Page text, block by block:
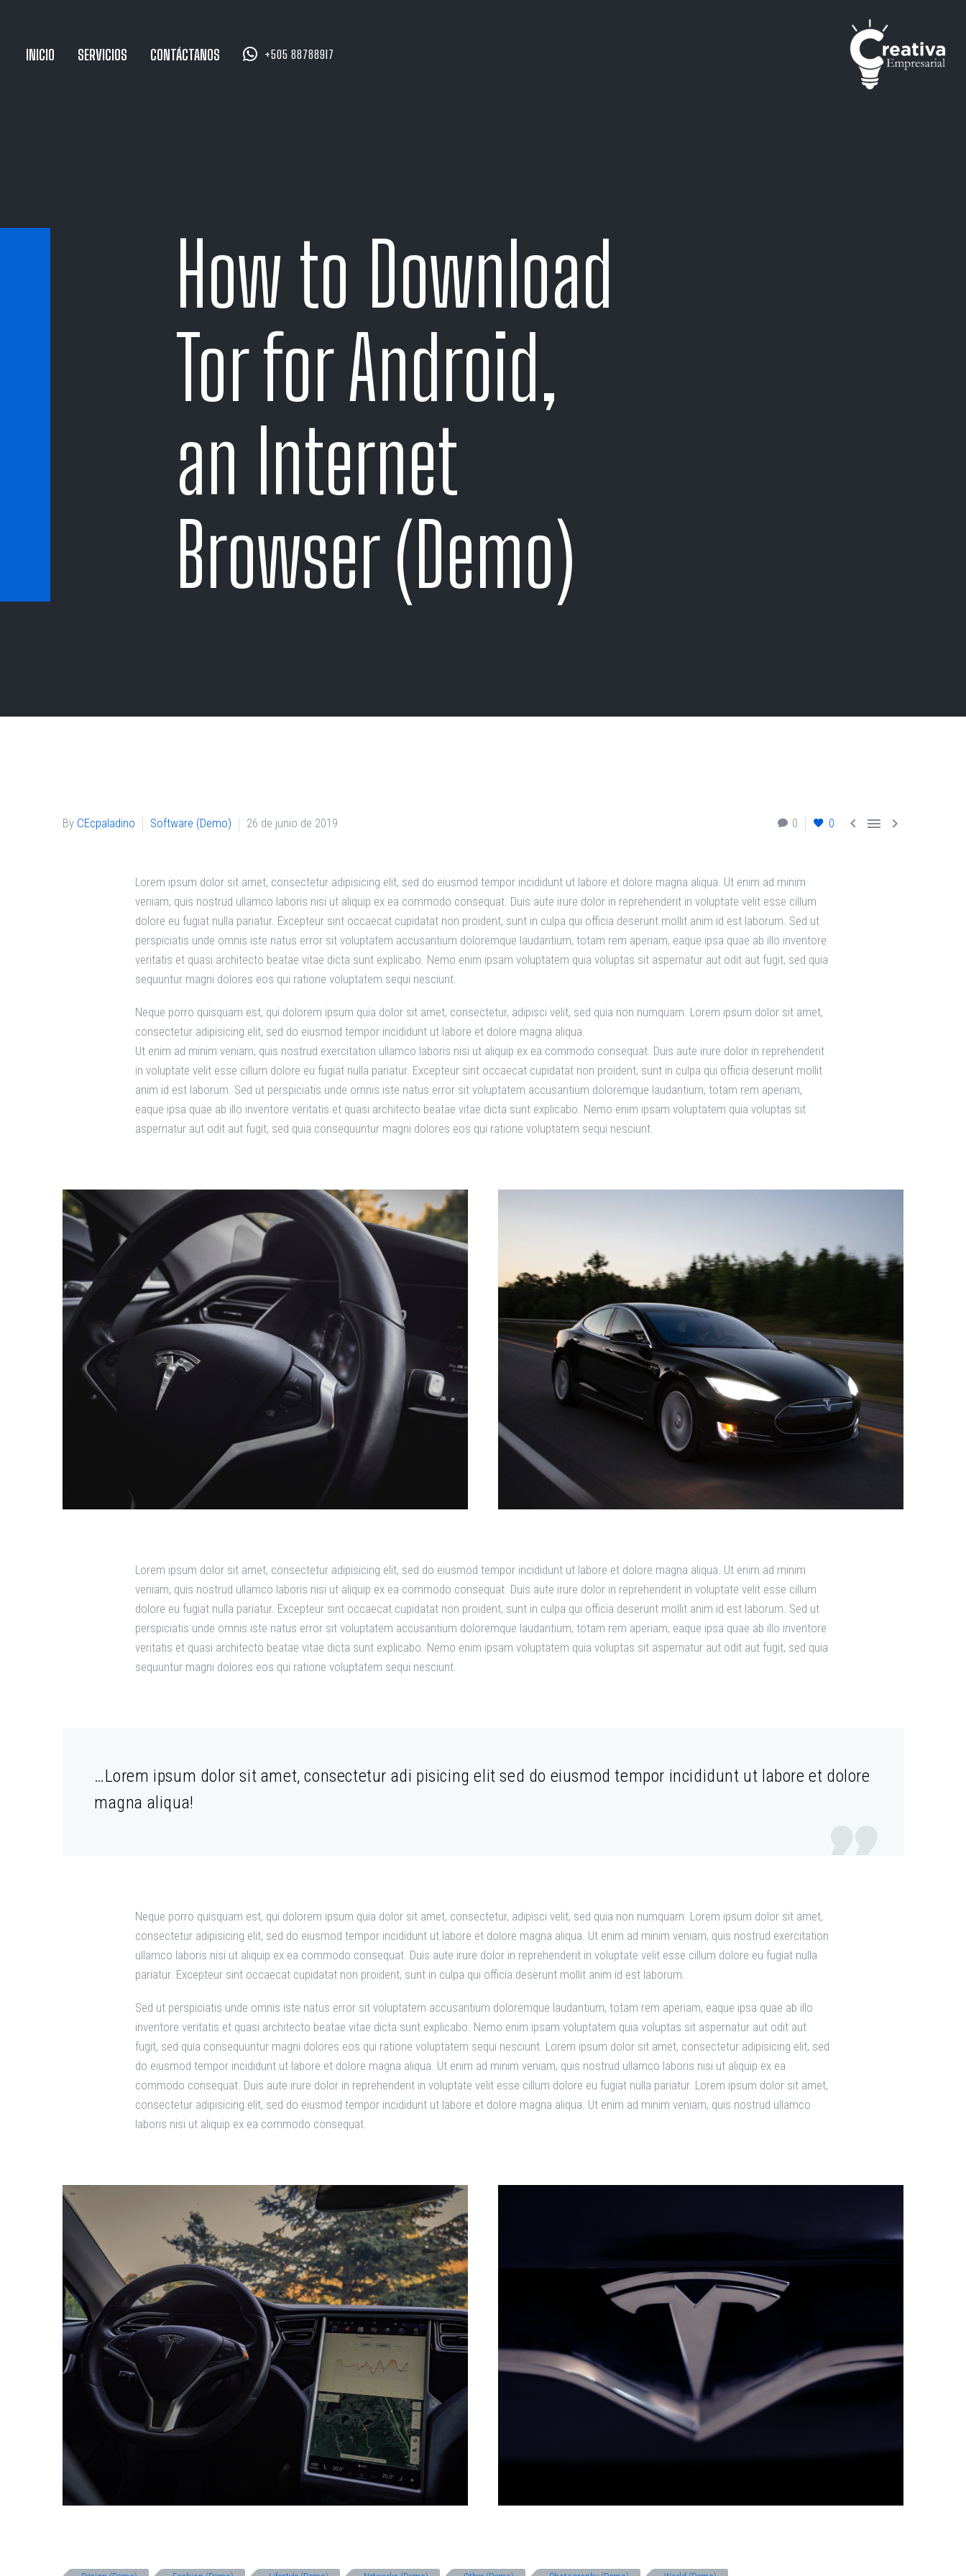
INICIO SERVICIOS CONTÁCTANOS 
 +505 88788917
How to Download
Tor for Android,
an Internet
Browser (Demo)
0 0   
By CEcpaladino Software (Demo) 26 de junio de 2019
Lorem ipsum dolor sit amet, consectetur adipisicing elit, sed do eiusmod tempor incididunt ut labore et dolore magna aliqua. Ut enim ad minim
veniam, quis nostrud ullamco laboris nisi ut aliquip ex ea commodo consequat. Duis aute irure dolor in reprehenderit in voluptate velit esse cillum
dolore eu fugiat nulla pariatur. Excepteur sint occaecat cupidatat non proident, sunt in culpa qui officia deserunt mollit anim id est laborum. Sed ut
perspiciatis unde omnis iste natus error sit voluptatem accusantium doloremque laudantium, totam rem aperiam, eaque ipsa quae ab illo inventore
veritatis et quasi architecto beatae vitae dicta sunt explicabo. Nemo enim ipsam voluptatem quia voluptas sit aspernatur aut odit aut fugit, sed quia
sequuntur magni dolores eos qui ratione voluptatem sequi nesciunt.
Neque porro quisquam est, qui dolorem ipsum quia dolor sit amet, consectetur, adipisci velit, sed quia non numquam. Lorem ipsum dolor sit amet,
consectetur adipisicing elit, sed do eiusmod tempor incididunt ut labore et dolore magna aliqua.
Ut enim ad minim veniam, quis nostrud exercitation ullamco laboris nisi ut aliquip ex ea commodo consequat. Duis aute irure dolor in reprehenderit
in voluptate velit esse cillum dolore eu fugiat nulla pariatur. Excepteur sint occaecat cupidatat non proident, sunt in culpa qui officia deserunt mollit
anim id est laborum. Sed ut perspiciatis unde omnis iste natus error sit voluptatem accusantium doloremque laudantium, totam rem aperiam,
eaque ipsa quae ab illo inventore veritatis et quasi architecto beatae vitae dicta sunt explicabo. Nemo enim ipsam voluptatem quia voluptas sit
aspernatur aut odit aut fugit, sed quia consequuntur magni dolores eos qui ratione voluptatem sequi nesciunt.
Lorem ipsum dolor sit amet, consectetur adipisicing elit, sed do eiusmod tempor incididunt ut labore et dolore magna aliqua. Ut enim ad minim
veniam, quis nostrud ullamco laboris nisi ut aliquip ex ea commodo consequat. Duis aute irure dolor in reprehenderit in voluptate velit esse cillum
dolore eu fugiat nulla pariatur. Excepteur sint occaecat cupidatat non proident, sunt in culpa qui officia deserunt mollit anim id est laborum. Sed ut
perspiciatis unde omnis iste natus error sit voluptatem accusantium doloremque laudantium, totam rem aperiam, eaque ipsa quae ab illo inventore
veritatis et quasi architecto beatae vitae dicta sunt explicabo. Nemo enim ipsam voluptatem quia voluptas sit aspernatur aut odit aut fugit, sed quia
sequuntur magni dolores eos qui ratione voluptatem sequi nesciunt.
…Lorem ipsum dolor sit amet, consectetur adi pisicing elit sed do eiusmod tempor incididunt ut labore et dolore
magna aliqua!

Neque porro quisquam est, qui dolorem ipsum quia dolor sit amet, consectetur, adipisci velit, sed quia non numquam. Lorem ipsum dolor sit amet,
consectetur adipisicing elit, sed do eiusmod tempor incididunt ut labore et dolore magna aliqua. Ut enim ad minim veniam, quis nostrud exercitation
ullamco laboris nisi ut aliquip ex ea commodo consequat. Duis aute irure dolor in reprehenderit in voluptate velit esse cillum dolore eu fugiat nulla
pariatur. Excepteur sint occaecat cupidatat non proident, sunt in culpa qui officia deserunt mollit anim id est laborum.
Sed ut perspiciatis unde omnis iste natus error sit voluptatem accusantium doloremque laudantium, totam rem aperiam, eaque ipsa quae ab illo
inventore veritatis et quasi architecto beatae vitae dicta sunt explicabo. Nemo enim ipsam voluptatem quia voluptas sit aspernatur aut odit aut
fugit, sed quia consequuntur magni dolores eos qui ratione voluptatem sequi nesciunt. Lorem ipsum dolor sit amet, consectetur adipisicing elit, sed
do eiusmod tempor incididunt ut labore et dolore magna aliqua. Ut enim ad minim veniam, quis nostrud ullamco laboris nisi ut aliquip ex ea
commodo consequat. Duis aute irure dolor in reprehenderit in voluptate velit esse cillum dolore eu fugiat nulla pariatur. Lorem ipsum dolor sit amet,
consectetur adipisicing elit, sed do eiusmod tempor incididunt ut labore et dolore magna aliqua. Ut enim ad minim veniam, quis nostrud ullamco
laboris nisi ut aliquip ex ea commodo consequat.